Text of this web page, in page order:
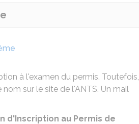
à l'examen du permis. Toutefois,
sur le site de l'ANTS. Un mail
d'Inscription au Permis de